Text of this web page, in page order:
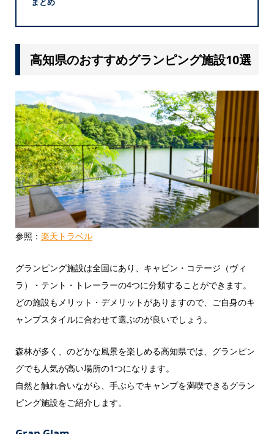
高知県のおすすめグランピング施設10選
参照： 楽天トラベル
グランピング施設は全国にあり、キャビン・コテージ（ヴィ
ラ）・テント・トレーラーの4つに分類することができます。
どの施設もメリット・デメリットがありますので、ご自身のキ
ャンプスタイルに合わせて選ぶのが良いでしょう。
森林が多く、のどかな風景を楽しめる高知県では、グランピン
グでも人気が高い場所の1つになります。
自然と触れ合いながら、手ぶらでキャンプを満喫できるグラン
ピング施設をご紹介します。